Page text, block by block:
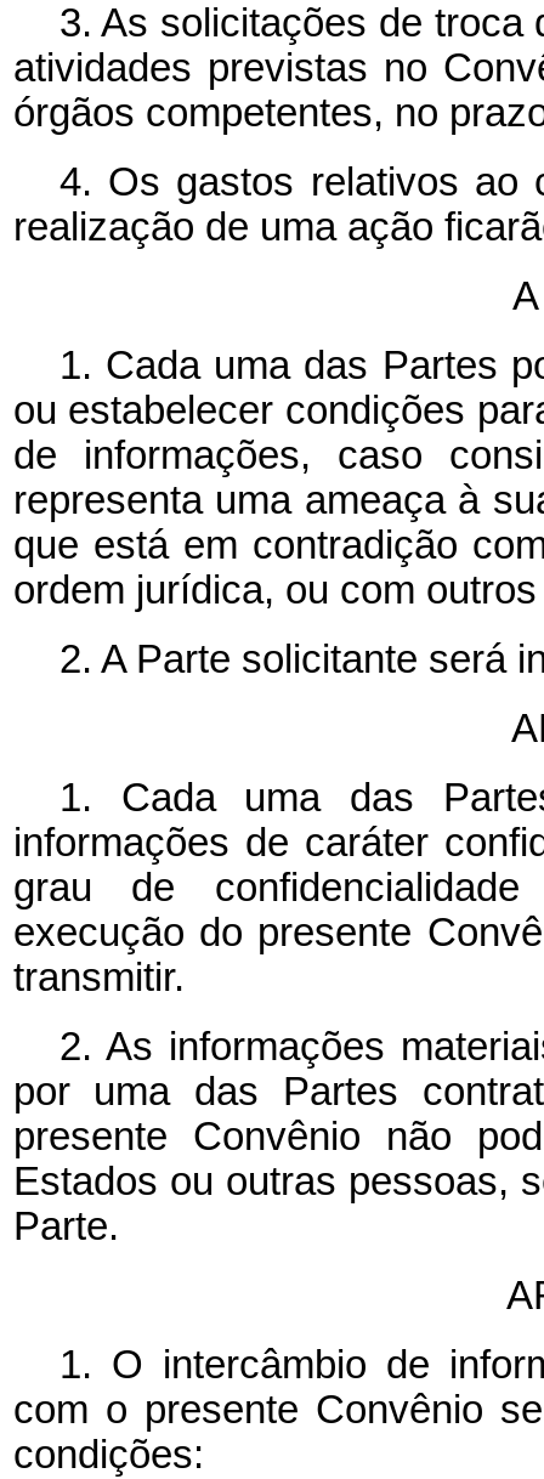
3. As solicitações de troca
atividades previstas no
órgãos competentes, no
4. Os gastos relativos ao
realização de uma ação
1. Cada uma das Partes
ou estabelecer condições
de informações, caso
representa uma ameaça à
que está em contradição
ordem jurídica, ou com
2. A Parte solicitante será
1. Cada uma das
informações de caráter
grau de
execução do presente
transmitir.
2. As informações
por uma das Partes
presente Convênio não
Estados ou outras pessoas,
Parte.
1. O intercâmbio de
com o presente Convênio
condições: